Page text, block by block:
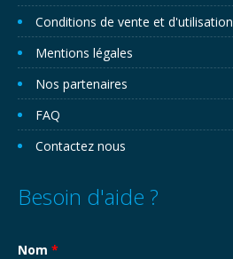
Conditions de vente et d'utilisation
Mentions légales
Nos partenaires
FAQ
Contactez nous
Besoin d'aide ?
Nom *